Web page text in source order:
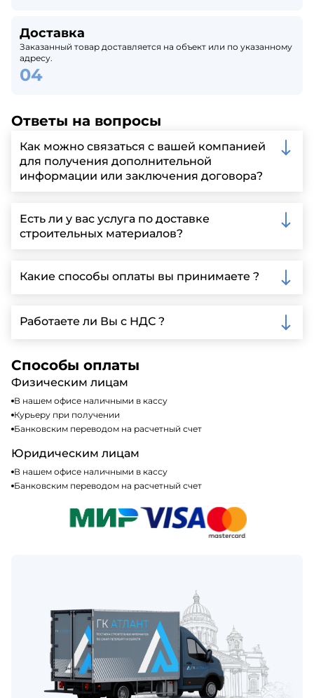
Доставка
Заказанный товар доставляется на объект или по указанному
адресу.
Ответы на вопросы
Как можно связаться с вашей компанией
для получения дополнительной
информации или заключения договора?
запрос через нашу официальную почту или
заполнить форму на нашем сайте для более
детальной информации и организации встречи.
Есть ли у вас услуга по доставке
строительных материалов?
Ленинградской области, у нас собственный
автопарк, для обеспечения быстрой и надежной
Какие способы оплаты вы принимаете ?
включая наличные, банковские переводы,
кредитные карты. Подробную информацию о
Работаете ли Вы с НДС ?
налогообложения, т.е с НДС 20%
Способы оплаты
Физическим лицам
В нашем офисе наличными в кассу
Курьеру при получении
Банковским переводом на расчетный счет
Юридическим лицам
В нашем офисе наличными в кассу
Банковским переводом на расчетный счет